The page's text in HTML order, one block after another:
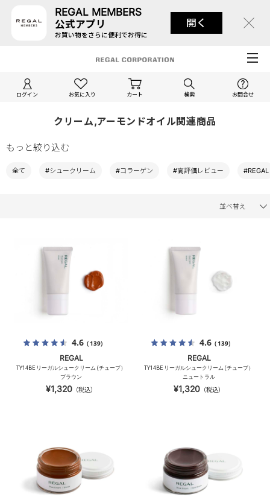
REGAL MEMBERS
公式アプリ
お買い物をさらに便利でお得に
開く
ログイン お気に入り カート 検索 お問合せ
クリーム,アーモンドオイル関連商品
もっと絞り込む
全て #シュークリーム #コラーゲン #高評価レビュー #REGAL
並べ替え
4.6（139）
REGAL
TY14BE リーガルシュークリーム (チューブ）
ブラウン
¥1,320 （税込）
4.6（139）
REGAL
TY14BE リーガルシュークリーム (チューブ）
ニュートラル
¥1,320 （税込）